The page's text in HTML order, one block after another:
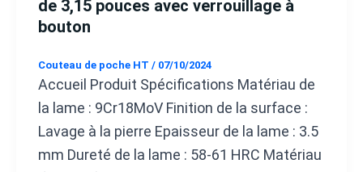
de 3,15 pouces avec verrouillage à
bouton
Couteau de poche HT / 07/10/2024
Accueil Produit Spécifications Matériau de
la lame : 9Cr18MoV Finition de la surface :
Lavage à la pierre Epaisseur de la lame : 3.5
mm Dureté de la lame : 58-61 HRC Matériau